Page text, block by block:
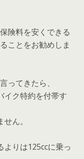
険料を安くできる
ことをお勧めしま
ってきたら、
イク特約を付帯す
ん。
よりは125ccに乗っ